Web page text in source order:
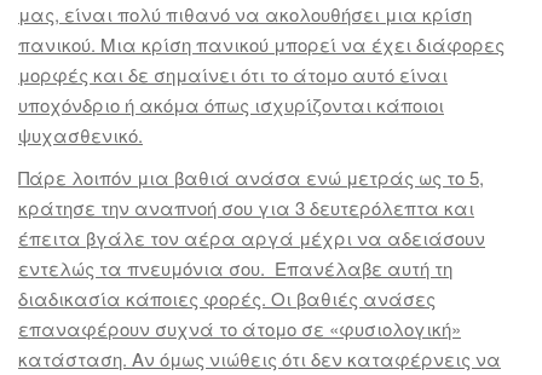
μας, είναι πολύ πιθανό να ακολουθήσει μια κρίση
πανικού. Μια κρίση πανικού μπορεί να έχει διάφορες
μορφές και δε σημαίνει ότι το άτομο αυτό είναι
υποχόνδριο ή ακόμα όπως ισχυρίζονται κάποιοι
ψυχασθενικό.
Πάρε λοιπόν μια βαθιά ανάσα ενώ μετράς ως το 5,
κράτησε την αναπνοή σου για 3 δευτερόλεπτα και
έπειτα βγάλε τον αέρα αργά μέχρι να αδειάσουν
εντελώς τα πνευμόνια σου. Επανέλαβε αυτή τη
διαδικασία κάποιες φορές. Οι βαθιές ανάσες
επαναφέρουν συχνά το άτομο σε «φυσιολογική»
κατάσταση. Αν όμως νιώθεις ότι δεν καταφέρνεις να